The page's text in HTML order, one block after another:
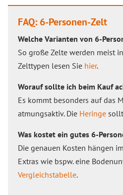
FAQ: 6-Personen-Zelt
Welche Varianten von 6-
So große Zelte werden meist
Zelttypen lesen Sie hier.
Worauf sollte ich beim Kauf
Es kommt besonders auf das
atmungsaktiv. Die Heringe
Was kostet ein gutes 6-
Die genauen Kosten hängen
Extras wie bspw. eine
Vergleichstabelle.